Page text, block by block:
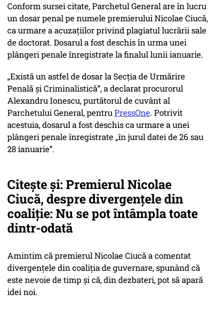
Conform sursei citate, Parchetul General are în lucru
un dosar penal pe numele premierului Nicolae Ciucă,
ca urmare a acuzațiilor privind plagiatul lucrării sale
de doctorat. Dosarul a fost deschis în urma unei
plângeri penale înregistrate la finalul lunii ianuarie.
„Există un astfel de dosar la Secția de Urmărire
Penală și Criminalistică”, a declarat procurorul
Alexandru Ionescu, purtătorul de cuvânt al
Parchetului General, pentruPressOne. Potrivit
acestuia, dosarul a fost deschis ca urmare a unei
plângeri penale înregistrate „în jurul datei de 26 sau
28 ianuarie”.
Citește și: Premierul Nicolae
Ciucă, despre divergențele din
coaliție: Nu se pot întâmpla toate
dintr-odată
Amintim că premierul Nicolae Ciucă a comentat
divergențele din coaliția de guvernare, spunând că
este nevoie de timp și că, din dezbateri, pot să apară
idei noi.